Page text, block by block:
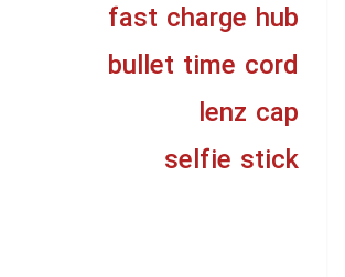
fast charge hub
bullet time cord
lenz cap
selfie stick